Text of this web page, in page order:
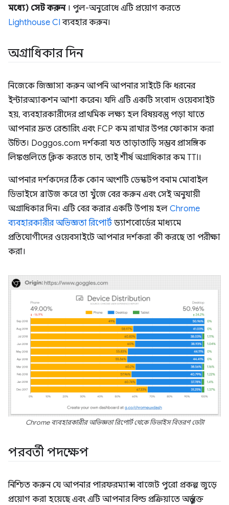
মধ্যে) সেট করুন। পুল-অনুরোধে এটি প্রয়োগ করতে
Lighthouse CI ব্যবহার করুন।
অগ্রাধিকার দিন
নিজেকে জিজ্ঞাসা করুন আপনি আপনার সাইটে কি ধরনের
ইন্টারঅ্যাকশন আশা করেন। যদি এটি একটি সংবাদ ওয়েবসাইট
হয়, ব্যবহারকারীদের প্রাথমিক লক্ষ্য হল বিষয়বস্তু পড়া যাতে
আপনার দ্রুত রেন্ডারিং এবং FCP কম রাখার উপর ফোকাস করা
উচিত। Doggos.com দর্শকরা যত তাড়াতাড়ি সম্ভব প্রাসঙ্গিক
লিঙ্কগুলিতে ক্লিক করতে চান, তাই শীর্ষ অগ্রাধিকার কম TTI।
আপনার দর্শকদের ঠিক কোন অংশটি ডেস্কটপ বনাম মোবাইল
ডিভাইসে ব্রাউজ করে তা খুঁজে বের করুন এবং সেই অনুযায়ী
অগ্রাধিকার দিন। এটি বের করার একটি উপায় হল Chrome
ব্যবহারকারীর অভিজ্ঞতা রিপোর্টড্যাশবোর্ডের মাধ্যমে
প্রতিযোগীদের ওয়েবসাইটে আপনার দর্শকরা কী করছে তা পরীক্ষা
করা।
Chrome ব্যবহারকারীর অভিজ্ঞতা রিপোর্ট থেকে ডিভাইস বিতরণ ডেটা
পরবর্তী পদক্ষেপ
নিশ্চিত করুন যে আপনার পারফরম্যান্স বাজেট পুরো প্রকল্প জুড়ে
প্রয়োগ করা হয়েছে এবং এটি আপনার বিল্ড প্রক্রিয়াতে অন্তর্ভুক্ত